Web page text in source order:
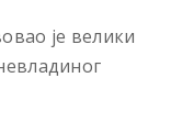
је велики